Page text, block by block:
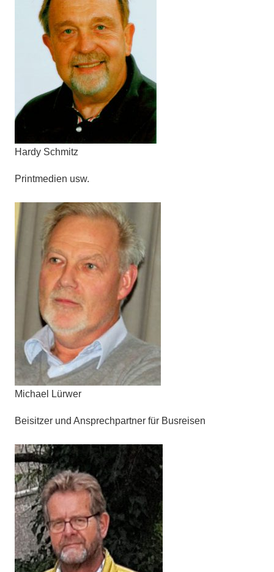
Hardy Schmitz
Printmedien usw.
Michael Lürwer
Beisitzer und Ansprechpartner für Busreisen